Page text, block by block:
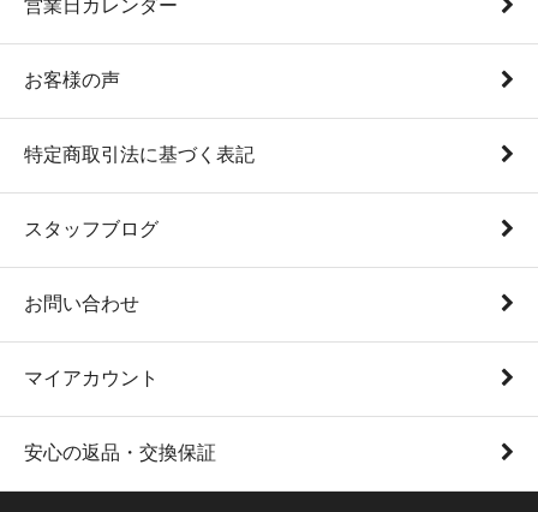
営業日カレンダー
お客様の声
特定商取引法に基づく表記
スタッフブログ
お問い合わせ
マイアカウント
安心の返品・交換保証